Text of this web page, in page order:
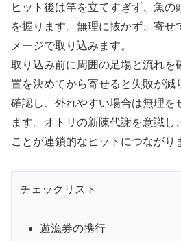
ヒット後は竿を立てすぎず、魚
を握ります。無理に抜かず、寄せ
メージで取り込みます。
取り込み前に周囲の足場と流れを
置を決めてから寄せると失敗が減
確認し、外れやすい場合は無理を
ます。オトリの新陳代謝を意識し
ことが連鎖的なヒットにつながり
チェックリスト
遊漁券の携行